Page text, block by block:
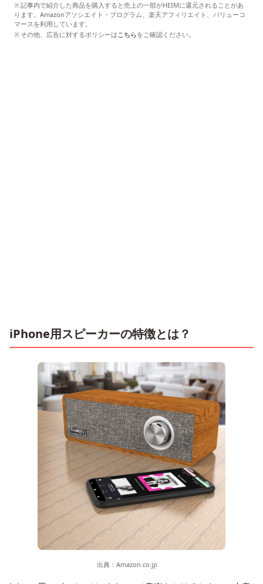
記事内で紹介した商品を購入すると売上の一部がHEIMに還元されることがあ
ります。Amazonアソシエイト・プログラム、楽天アフィリエイト、バリューコ
マースを利用しています。
その他、広告に対するポリシーはこちらをご確認ください。
iPhone用スピーカーの特徴とは？
出典： Amazon.co.jp